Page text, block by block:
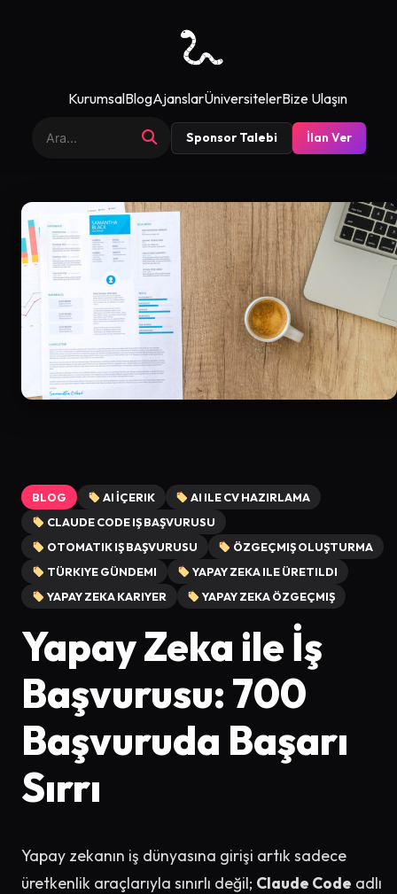
KurumsalBlogAjanslarÜniversitelerBize Ulaşın
Sponsor Talebi İlan Ver
BLOG AI İÇERIK
AI ILE CV HAZIRLAMA
CLAUDE CODE IŞ BAŞVURUSU
OTOMATIK IŞ BAŞVURUSU
ÖZGEÇMIŞ OLUŞTURMA
TÜRKIYE GÜNDEMI
YAPAY ZEKA ILE ÜRETILDI
YAPAY ZEKA KARIYER
YAPAY ZEKA ÖZGEÇMIŞ
Yapay Zeka ile İş
Başvurusu: 700
Başvuruda Başarı
Sırrı
Yapay zekanın iş dünyasına girişi artık sadece
üretkenlik araçlarıyla sınırlı değil; Claude Code adlı